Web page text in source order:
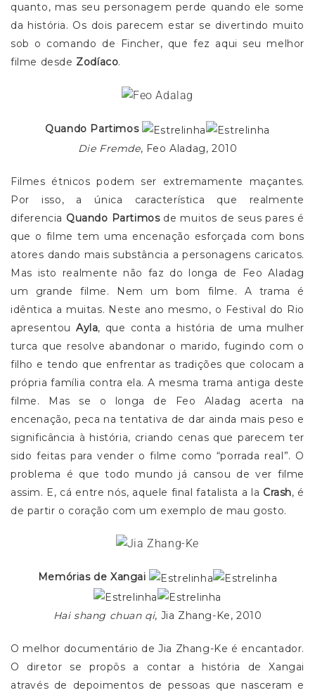
quanto, mas seu personagem perde quando ele some
da história. Os dois parecem estar se divertindo muito
sob o comando de Fincher, que fez aqui seu melhor
filme desde Zodíaco.
Quando Partimos
Die Fremde, Feo Aladag, 2010
Filmes étnicos podem ser extremamente maçantes.
Por isso, a única característica que realmente
diferencia Quando Partimosde muitos de seus pares é
que o filme tem uma encenação esforçada com bons
atores dando mais substância a personagens caricatos.
Mas isto realmente não faz do longa de Feo Aladag
um grande filme. Nem um bom filme. A trama é
idêntica a muitas. Neste ano mesmo, o Festival do Rio
apresentou Ayla, que conta a história de uma mulher
turca que resolve abandonar o marido, fugindo com o
filho e tendo que enfrentar as tradições que colocam a
própria família contra ela. A mesma trama antiga deste
filme. Mas se o longa de Feo Aladag acerta na
encenação, peca na tentativa de dar ainda mais peso e
significância à história, criando cenas que parecem ter
sido feitas para vender o filme como “porrada real”. O
problema é que todo mundo já cansou de ver filme
assim. E, cá entre nós, aquele final fatalista a la Crash, é
de partir o coração com um exemplo de mau gosto.
Memórias de Xangai
Hai shang chuan qi, Jia Zhang-Ke, 2010
O melhor documentário de Jia Zhang-Ke é encantador.
O diretor se propôs a contar a história de Xangai
através de depoimentos de pessoas que nasceram e